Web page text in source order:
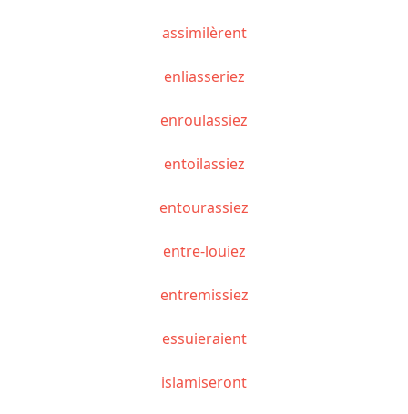
assimilèrent
enliasseriez
enroulassiez
entoilassiez
entourassiez
entre-louiez
entremissiez
essuieraient
islamiseront